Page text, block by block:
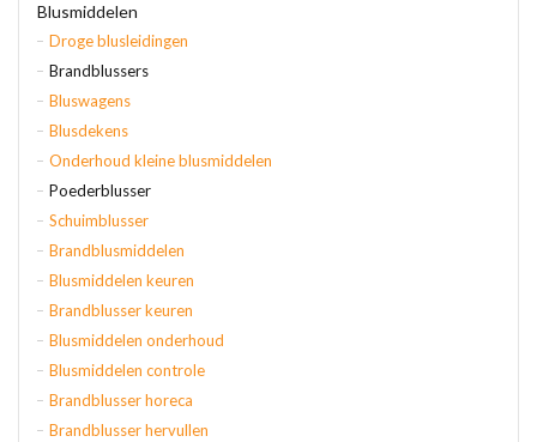
Blusmiddelen
Droge blusleidingen
Brandblussers
Bluswagens
Blusdekens
Onderhoud kleine blusmiddelen
Poederblusser
Schuimblusser
Brandblusmiddelen
Blusmiddelen keuren
Brandblusser keuren
Blusmiddelen onderhoud
Blusmiddelen controle
Brandblusser horeca
Brandblusser hervullen